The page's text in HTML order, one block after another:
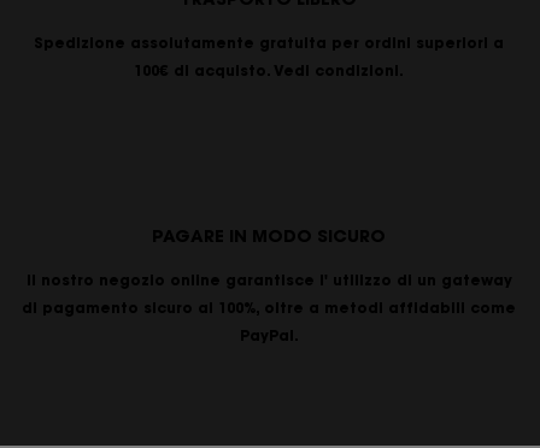
Spedizione assolutamente gratuita per ordini superiori a
100€ di acquisto. Vedi condizioni.
PAGARE IN MODO SICURO
Il nostro negozio online garantisce l' utilizzo di un gateway
di pagamento sicuro al 100%, oltre a metodi affidabili come
PayPal.